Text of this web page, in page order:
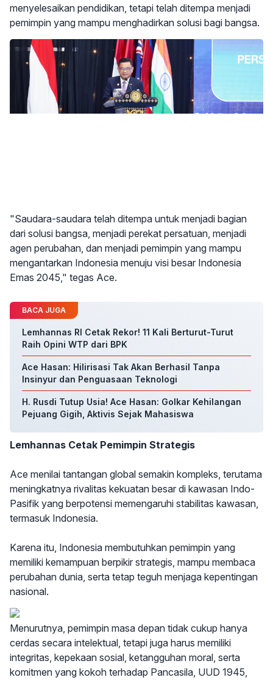
menyelesaikan pendidikan, tetapi telah ditempa menjadi
pemimpin yang mampu menghadirkan solusi bagi bangsa.
"Saudara-saudara telah ditempa untuk menjadi bagian
dari solusi bangsa, menjadi perekat persatuan, menjadi
agen perubahan, dan menjadi pemimpin yang mampu
mengantarkan Indonesia menuju visi besar Indonesia
Emas 2045," tegas Ace.
BACA JUGA
Lemhannas RI Cetak Rekor! 11 Kali Berturut-Turut
Raih Opini WTP dari BPK
Ace Hasan: Hilirisasi Tak Akan Berhasil Tanpa
Insinyur dan Penguasaan Teknologi
H. Rusdi Tutup Usia! Ace Hasan: Golkar Kehilangan
Pejuang Gigih, Aktivis Sejak Mahasiswa
Lemhannas Cetak Pemimpin Strategis
Ace menilai tantangan global semakin kompleks, terutama
meningkatnya rivalitas kekuatan besar di kawasan Indo-
Pasifik yang berpotensi memengaruhi stabilitas kawasan,
termasuk Indonesia.
Karena itu, Indonesia membutuhkan pemimpin yang
memiliki kemampuan berpikir strategis, mampu membaca
perubahan dunia, serta tetap teguh menjaga kepentingan
nasional.
Menurutnya, pemimpin masa depan tidak cukup hanya
cerdas secara intelektual, tetapi juga harus memiliki
integritas, kepekaan sosial, ketangguhan moral, serta
komitmen yang kokoh terhadap Pancasila, UUD 1945,